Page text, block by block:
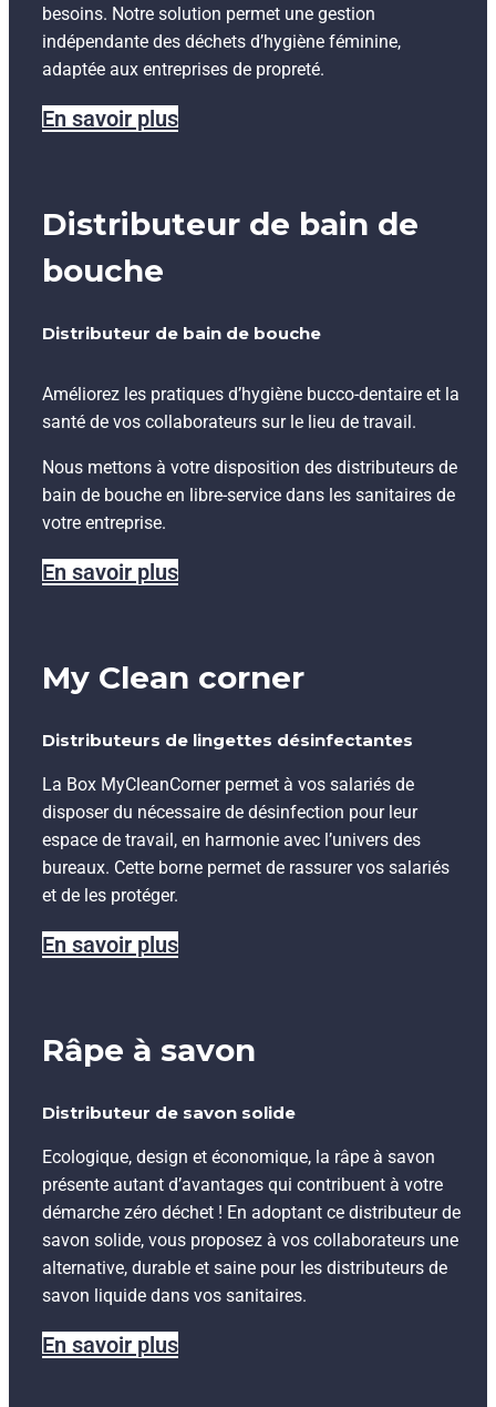
besoins. Notre solution permet une gestion
indépendante des déchets d’hygiène féminine,
adaptée aux entreprises de propreté.
En savoir plus
Distributeur de bain de
bouche
Distributeur de bain de bouche
Améliorez les pratiques d’hygiène bucco-dentaire et la
santé de vos collaborateurs sur le lieu de travail.
Nous mettons à votre disposition des distributeurs de
bain de bouche en libre-service dans les sanitaires de
votre entreprise.
En savoir plus
My Clean corner
Distributeurs de lingettes désinfectantes
La Box MyCleanCorner permet à vos salariés de
disposer du nécessaire de désinfection pour leur
espace de travail, en harmonie avec l’univers des
bureaux. Cette borne permet de rassurer vos salariés
et de les protéger.
En savoir plus
Râpe à savon
Distributeur de savon solide
Ecologique, design et économique, la râpe à savon
présente autant d’avantages qui contribuent à votre
démarche zéro déchet ! En adoptant ce distributeur de
savon solide, vous proposez à vos collaborateurs une
alternative, durable et saine pour les distributeurs de
savon liquide dans vos sanitaires.
En savoir plus